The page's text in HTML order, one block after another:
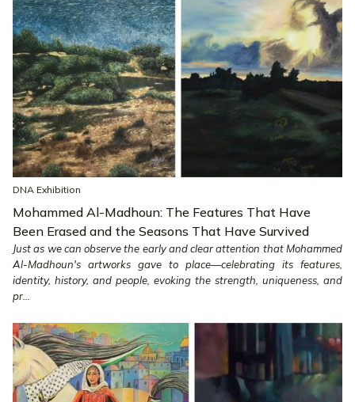
DNA Exhibition
Mohammed Al-Madhoun: The Features That Have
Been Erased and the Seasons That Have Survived
Just as we can observe the early and clear attention that Mohammed
Al-Madhoun's artworks gave to place—celebrating its features,
identity, history, and people, evoking the strength, uniqueness, and
pr...